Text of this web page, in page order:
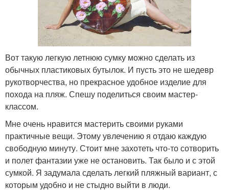
Вот такую легкую летнюю сумку можно сделать из
обычных пластиковых бутылок. И пусть это не шедевр
рукотворчества, но прекрасное удобное изделие для
похода на пляж. Спешу поделиться своим мастер-
классом.
Мне очень нравится мастерить своими руками
практичные вещи. Этому увлечению я отдаю каждую
свободную минуту. Стоит мне захотеть что-то сотворить
и полет фантазии уже не остановить. Так было и с этой
сумкой. Я задумала сделать легкий пляжный вариант, с
которым удобно и не стыдно выйти в люди.